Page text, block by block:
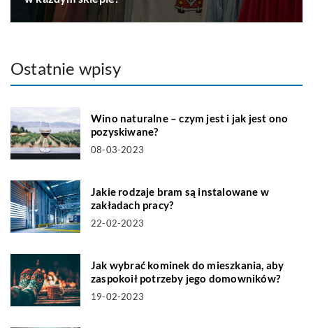
Ostatnie wpisy
Wino naturalne – czym jest i jak jest ono
pozyskiwane?
08-03-2023
Jakie rodzaje bram są instalowane w
zakładach pracy?
22-02-2023
Jak wybrać kominek do mieszkania, aby
zaspokoił potrzeby jego domowników?
19-02-2023